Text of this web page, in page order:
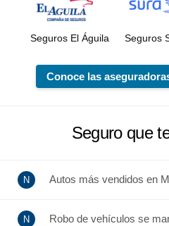
Seguros El Águila Seguros
Conoce las
Seguro que
Autos más vendidos en
Robo de vehículos se